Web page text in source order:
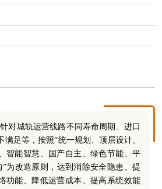
对城轨运营线路不同寿命周期、进口
足等，按照“统一规划、顶层设计、
智能智慧、国产自主、绿色节能、平
为改造原则，达到消除安全隐患、提
功能、降低运营成本、提高系统效能